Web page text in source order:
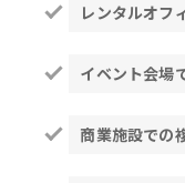
レンタルオフ
イベント会場
商業施設での